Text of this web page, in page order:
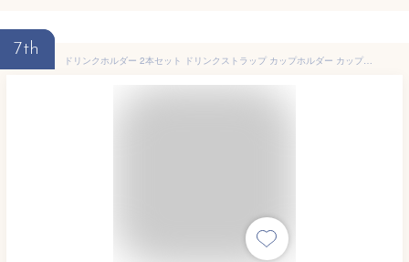
7th
ドリンクホルダー 2本セット ドリンクストラップ カップホルダー カップストラップ ホルダー ストラップ 紐 テイクアウト 持ち歩き 持ち運び 複数 ストロー オシャレ 写真映え カフェ コンビニ コーヒー